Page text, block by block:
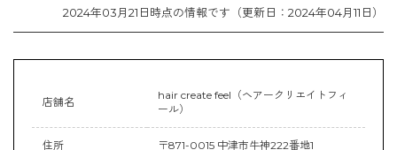
2024年03月21日時点の情報です（更新日：2024年04月11日）
店舗名
hair create feel（ヘアークリエイトフィ
ール）
住所 〒871-0015 中津市牛神222番地1